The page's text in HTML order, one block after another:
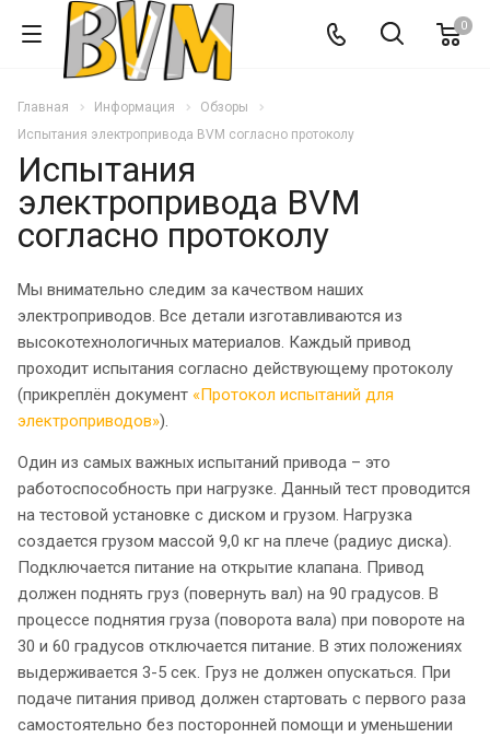
0
Главная Информация
Обзоры
Испытания электропривода BVM согласно протоколу
Испытания
электропривода BVM
согласно протоколу
Мы внимательно следим за качеством наших
электроприводов. Все детали изготавливаются из
высокотехнологичных материалов. Каждый привод
проходит испытания согласно действующему протоколу
(прикреплён документ «Протокол испытаний для
электроприводов»).
Один из самых важных испытаний привода – это
работоспособность при нагрузке. Данный тест проводится
на тестовой установке с диском и грузом. Нагрузка
создается грузом массой 9,0 кг на плече (радиус диска).
Подключается питание на открытие клапана. Привод
должен поднять груз (повернуть вал) на 90 градусов. В
процессе поднятия груза (поворота вала) при повороте на
30 и 60 градусов отключается питание. В этих положениях
выдерживается 3-5 сек. Груз не должен опускаться. При
подаче питания привод должен стартовать с первого раза
самостоятельно без посторонней помощи и уменьшении